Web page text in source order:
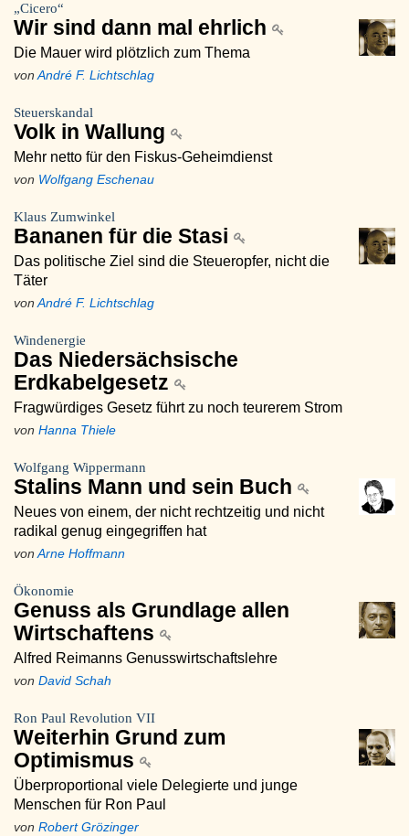
„Cicero“
Wir sind dann mal ehrlich
Die Mauer wird plötzlich zum Thema
von André F. Lichtschlag
Steuerskandal
Volk in Wallung
Mehr netto für den Fiskus-Geheimdienst
von Wolfgang Eschenau
Klaus Zumwinkel
Bananen für die Stasi
Das politische Ziel sind die Steueropfer, nicht die
Täter
von André F. Lichtschlag
Windenergie
Das Niedersächsische
Erdkabelgesetz
Fragwürdiges Gesetz führt zu noch teurerem Strom
von Hanna Thiele
Wolfgang Wippermann
Stalins Mann und sein Buch
Neues von einem, der nicht rechtzeitig und nicht
radikal genug eingegriffen hat
von Arne Hoffmann
Ökonomie
Genuss als Grundlage allen
Wirtschaftens
Alfred Reimanns Genusswirtschaftslehre
von David Schah
Ron Paul Revolution VII
Weiterhin Grund zum
Optimismus
Überproportional viele Delegierte und junge
Menschen für Ron Paul
von Robert Grözinger